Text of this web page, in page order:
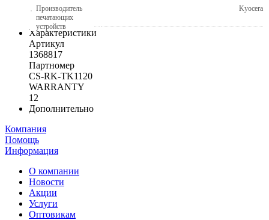
Производитель
печатающих
устройств
Kyocera
Характеристики
Артикул
1368817
Партномер
CS-RK-TK1120
WARRANTY
12
Дополнительно
Компания
Помощь
Информация
О компании
Новости
Акции
Услуги
Оптовикам